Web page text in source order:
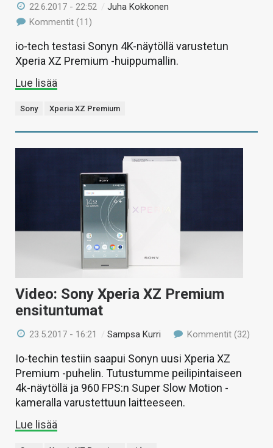
22.6.2017 - 22:52 /Juha Kokkonen
Kommentit (11)
io-tech testasi Sonyn 4K-näytöllä varustetun
Xperia XZ Premium -huippumallin.
Lue lisää
Sony Xperia XZ Premium
Video: Sony Xperia XZ Premium
ensituntumat
23.5.2017 - 16:21 /Sampsa Kurri Kommentit (32)
Io-techin testiin saapui Sonyn uusi Xperia XZ
Premium -puhelin. Tutustumme peilipintaiseen
4k-näytöllä ja 960 FPS:n Super Slow Motion -
kameralla varustettuun laitteeseen.
Lue lisää